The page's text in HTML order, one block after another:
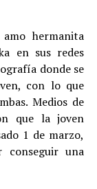
hermanita
en sus redes
donde se
con lo que
Medios de
que la joven
1 de marzo,
una